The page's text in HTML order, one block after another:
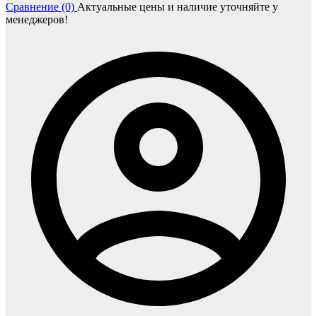
Сравнение (0) Актуальные цены и наличие уточняйте у
менеджеров!